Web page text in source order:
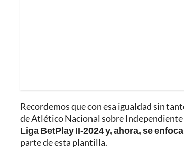
Recordemos que con esa igualdad sin
de Atlético Nacional sobre
Liga BetPlay II-2024 y, ahora, se
parte de esta plantilla.